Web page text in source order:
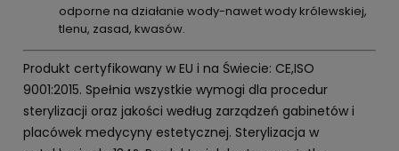
odporne na działanie wody-nawet wody królewskiej,
tlenu, zasad, kwasów.
Produkt certyfikowany w EU i na Świecie: CE,ISO
9001:2015. Spełnia wszystkie wymogi dla procedur
sterylizacji oraz jakości według zarządzeń gabinetów i
placówek medycyny estetycznej. Sterylizacja w